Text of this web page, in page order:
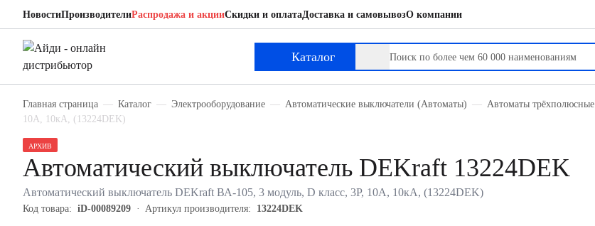
НовостиПроизводителиРаспродажа и акцииСкидки и оплатаДоставка и самовывозО компании
Каталог
Главная страница Каталог Электрооборудование Автоматические выключатели (Автоматы) Автоматы трёхполюсные
10А, 10кА, (13224DEK)
АРХИВ
Автоматический выключатель DEKraft 13224DEK
Автоматический выключатель DEKraft ВА-105, 3 модуль, D класс, 3P, 10А, 10кА, (13224DEK)
Код товара: iD-00089209 Артикул производителя: 13224DEK
DEKraft 13224DEK
Автоматический выключатель